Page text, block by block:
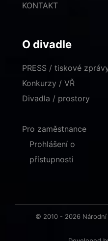
KONTAKT
O divadle
PRESS / tiskové
Konkurzy / VŘ
Divadla / prostory
Pro zaměstnance
Prohlášení o
přístupnosti
© 2010 - 2026 Národní